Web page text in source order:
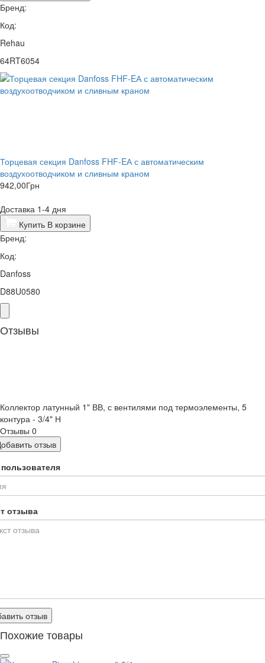
Бренд:
Код:
Rehau
64RT6054
Торцевая секция Danfoss FHF-EА с автоматическим
воздухоотводчиком и сливным краном
942,00Грн
Доставка 1-4 дня
Купить В корзине
Бренд:
Код:
Danfoss
D88U0580
Отзывы
Коллектор латунный 1" ВВ, с вентилями под термоэлементы, 5
контура - 3/4" Н
Отзывы 0
отзыв
отзыва
отзыв
Похожие товары